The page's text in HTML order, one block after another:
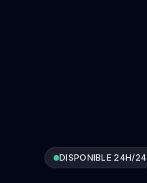
DISPONIBLE 24H/24